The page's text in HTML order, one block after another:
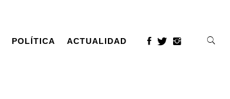
POLÍTICA ACTUALIDAD